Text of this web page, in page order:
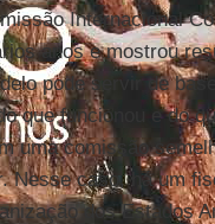
Internacional
anos e mostrou
pode servir de
que funcionou e do
uma comissão
Nesse caso, há um
dos Estados